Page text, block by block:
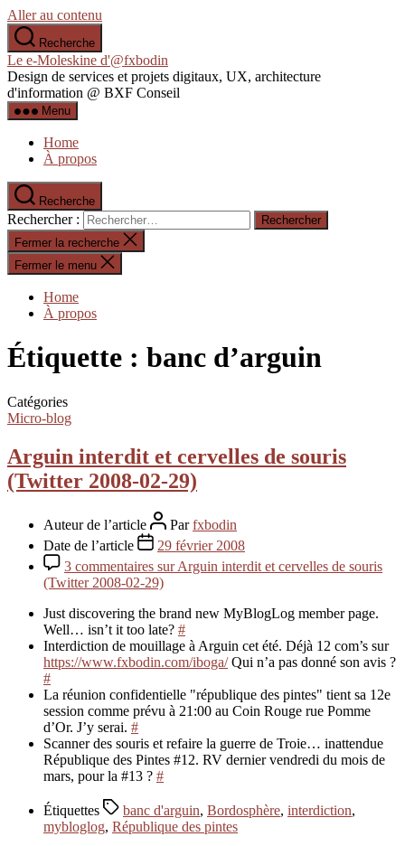
Aller au contenu
Recherche
Le e-Moleskine d'@fxbodin
Design de services et projets digitaux, UX, architecture
d'information @ BXF Conseil
Menu
Home
À propos
Recherche
Rechercher :
Fermer la recherche
Fermer le menu
Home
À propos
Étiquette : banc d’arguin
Catégories
Micro-blog
Arguin interdit et cervelles de souris
(Twitter 2008-02-29)
Auteur de l’article Parfxbodin
Date de l’article
29 février 2008
3 commentaires sur Arguin interdit et cervelles de souris
(Twitter 2008-02-29)
Just discovering the brand new MyBlogLog member page.
Well… isn’t it too late? #
Interdiction de mouillage à Arguin cet été. Déjà 12 com’s sur
https://www.fxbodin.com/iboga/Qui n’a pas donné son avis ?
#
La réunion confidentielle "république des pintes" tient sa 12e
session comme prévu à 21:00 au Coin Rouge rue Pomme
d’Or. J’y serai. #
Scanner des souris et refaire la guerre de Troie… inattendue
République des Pintes #12. RV dernier vendredi du mois de
mars, pour la #13 ? #
Étiquettes banc d'arguin, Bordosphère, interdiction,
mybloglog, République des pintes